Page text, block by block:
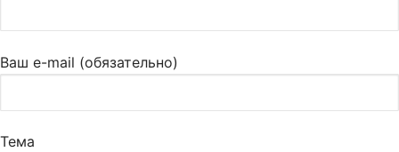
Ваш e-mail (обязательно)
Тема